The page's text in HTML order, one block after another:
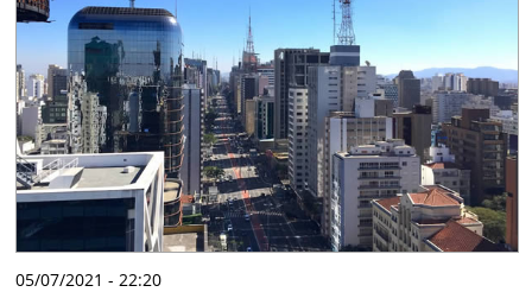
05/07/2021 - 22:20